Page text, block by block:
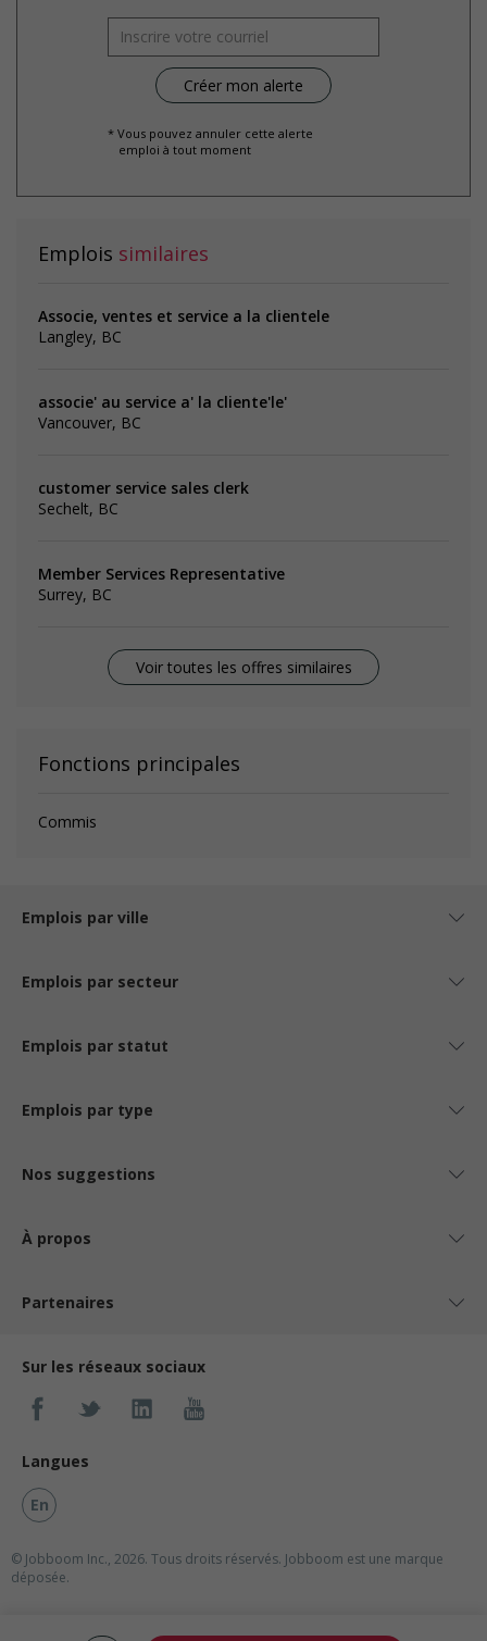
* Vous pouvez annuler cette alerte
emploi à tout moment
Emplois similaires
Associe, ventes et service a la clientele
Langley, BC
associe' au service a' la cliente'le'
Vancouver, BC
customer service sales clerk
Sechelt, BC
Member Services Representative
Surrey, BC
Voir toutes les offres similaires
Fonctions principales
Commis
Emplois par ville
Emplois par secteur
Emplois par statut
Emplois par type
Nos suggestions
À propos
Partenaires
Sur les réseaux sociaux
Langues
En
© Jobboom Inc., 2026. Tous droits réservés. Jobboom est une marque
déposée.